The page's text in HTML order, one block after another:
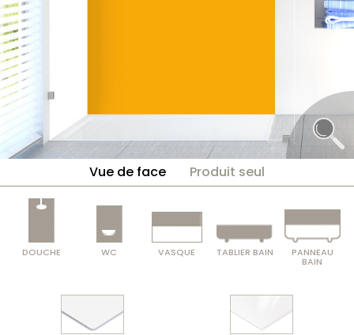
Vue de face Produit seul
DOUCHE WC VASQUE TABLIER BAIN PANNEAU
BAIN